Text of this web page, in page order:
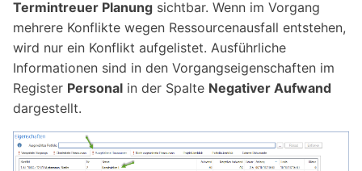
Termintreuer Planung sichtbar. Wenn im Vorgang
mehrere Konflikte wegen Ressourcenausfall entstehen,
wird nur ein Konflikt aufgelistet. Ausführliche
Informationen sind in den Vorgangseigenschaften im
Register Personal in der Spalte Negativer Aufwand
dargestellt.